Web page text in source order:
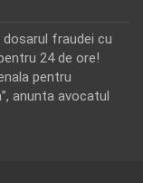
fraudei cu
24 de ore!
pentru
anunta avocatul